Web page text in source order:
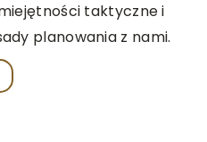
taktyczne i
planowania z nami.
migrację danych.